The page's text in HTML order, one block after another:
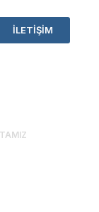
İLETİŞİM